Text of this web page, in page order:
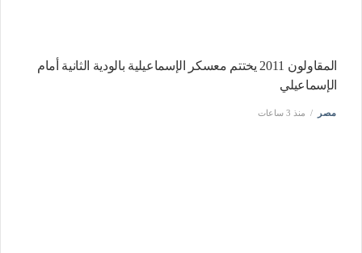
‏المقاولون 2011 يختتم معسكر الإسماعيلية بالودية الثانية أمام
الإسماعيلي
مصر منذ 3 ساعات